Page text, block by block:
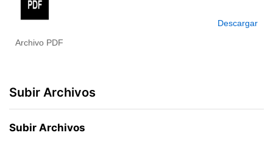
Archivo PDF
Descargar
Subir Archivos
Subir Archivos